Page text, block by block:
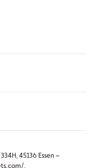
45136 Essen –
,